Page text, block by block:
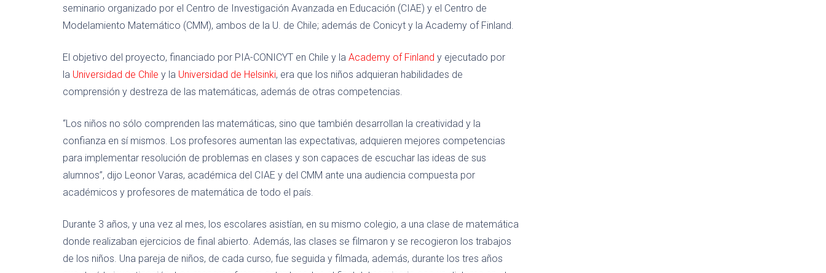
seminario organizado por el Centro de Investigación Avanzada en Educación (CIAE) y el Centro de
Modelamiento Matemático (CMM), ambos de la U. de Chile; además de Conicyt y la Academy of Finland.
El objetivo del proyecto, financiado por PIA-CONICYT en Chile y la Academy of Finland y ejecutado por
la Universidad de Chile y la Universidad de Helsinki, era que los niños adquieran habilidades de
comprensión y destreza de las matemáticas, además de otras competencias.
“Los niños no sólo comprenden las matemáticas, sino que también desarrollan la creatividad y la
confianza en sí mismos. Los profesores aumentan las expectativas, adquieren mejores competencias
para implementar resolución de problemas en clases y son capaces de escuchar las ideas de sus
alumnos”, dijo Leonor Varas, académica del CIAE y del CMM ante una audiencia compuesta por
académicos y profesores de matemática de todo el país.
Durante 3 años, y una vez al mes, los escolares asistían, en su mismo colegio, a una clase de matemática
donde realizaban ejercicios de final abierto. Además, las clases se filmaron y se recogieron los trabajos
de los niños. Una pareja de niños, de cada curso, fue seguida y filmada, además, durante los tres años